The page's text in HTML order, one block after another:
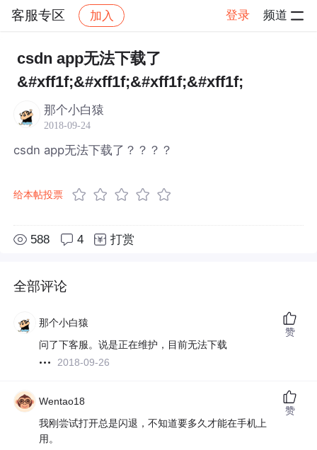
客服专区 加入 登录 频道
客服专区 帖子详情
csdn app无法下载了
&#xff1f;&#xff1f;&#xff1f;&#xff1f;
那个小白猿
2018-09-24
csdn app无法下载了？？？？
给本帖投票
588 4 打赏
全部评论
那个小白猿
问了下客服。说是正在维护，目前无法下载
2018-09-26
赞
Wentao18
我刚尝试打开总是闪退，不知道要多久才能在手机上
用。
赞